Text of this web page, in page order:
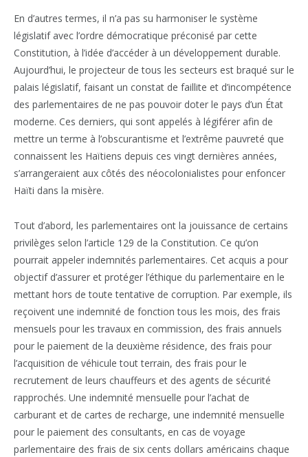
En d’autres termes, il n’a pas su harmoniser le système
législatif avec l’ordre démocratique préconisé par cette
Constitution, à l’idée d’accéder à un développement durable.
Aujourd’hui, le projecteur de tous les secteurs est braqué sur le
palais législatif, faisant un constat de faillite et d’incompétence
des parlementaires de ne pas pouvoir doter le pays d’un État
moderne. Ces derniers, qui sont appelés à légiférer afin de
mettre un terme à l’obscurantisme et l’extrême pauvreté que
connaissent les Haïtiens depuis ces vingt dernières années,
s’arrangeraient aux côtés des néocolonialistes pour enfoncer
Haïti dans la misère.
Tout d’abord, les parlementaires ont la jouissance de certains
privilèges selon l’article 129 de la Constitution. Ce qu’on
pourrait appeler indemnités parlementaires. Cet acquis a pour
objectif d’assurer et protéger l’éthique du parlementaire en le
mettant hors de toute tentative de corruption. Par exemple, ils
reçoivent une indemnité de fonction tous les mois, des frais
mensuels pour les travaux en commission, des frais annuels
pour le paiement de la deuxième résidence, des frais pour
l’acquisition de véhicule tout terrain, des frais pour le
recrutement de leurs chauffeurs et des agents de sécurité
rapprochés. Une indemnité mensuelle pour l’achat de
carburant et de cartes de recharge, une indemnité mensuelle
pour le paiement des consultants, en cas de voyage
parlementaire des frais de six cents dollars américains chaque